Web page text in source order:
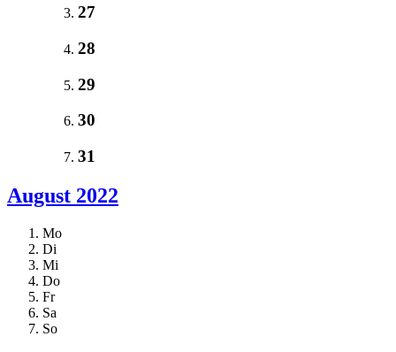
27
28
29
30
31
August 2022
Mo
Di
Mi
Do
Fr
Sa
So